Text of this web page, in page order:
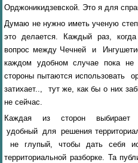
Орджоникидзевской. Это я для
Думаю не нужно иметь ученую
это делается. Каждый раз,
вопрос между Чечней и
каждом удобном случае пока не
стороны пытаются использовать
затихает.., тут же, как бы о них
не сейчас.
Каждая из сторон выбирает
удобный для решения
не глупый, чтобы дать себя
территориальной разборке. Та